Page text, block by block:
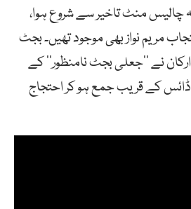
منٹ تاخیر سے شروع ہوا،
مریم نواز بھی موجود تھیں۔ بجٹ
نے ’’جعلی بجٹ نامنظور‘‘ کے
ڈائس کے قریب جمع ہو کر احتجاج